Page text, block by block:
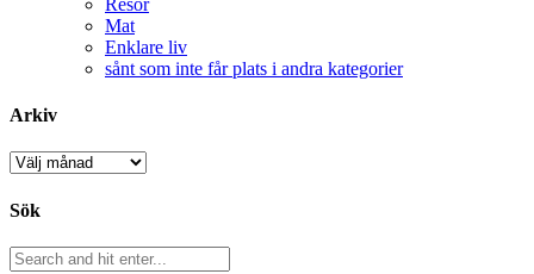
Resor
Mat
Enklare liv
sånt som inte får plats i andra kategorier
Arkiv
Arkiv
Sök